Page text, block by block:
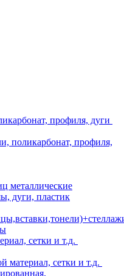
профиля, дуги
поликарбонат, профиля,
металлические
дуги, пластик
сетки и т.д.
материал, сетки и т.д.